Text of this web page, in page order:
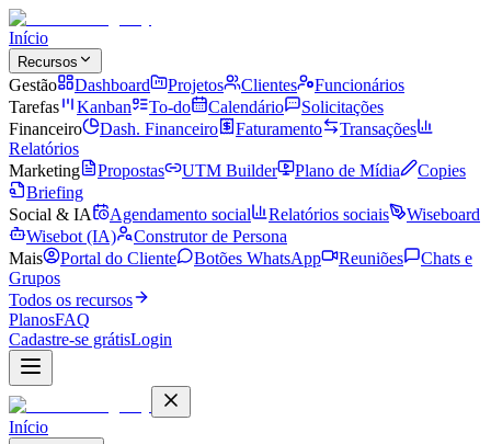
Início
Recursos
Gestão Dashboard Projetos Clientes
Funcionários
Tarefas
Kanban To-do Calendário
Solicitações
Financeiro
Dash. Financeiro Faturamento
Transações
Relatórios
Marketing
Propostas UTM Builder Plano de Mídia
Copies
Briefing
Social & IA
Agendamento social Relatórios sociais
Wiseboard
Wisebot (IA)
Construtor de Persona
Mais
Portal do Cliente Botões WhatsApp Reuniões
Chats e
Grupos
Todos os recursos
PlanosFAQ
Cadastre-se grátisLogin
Início